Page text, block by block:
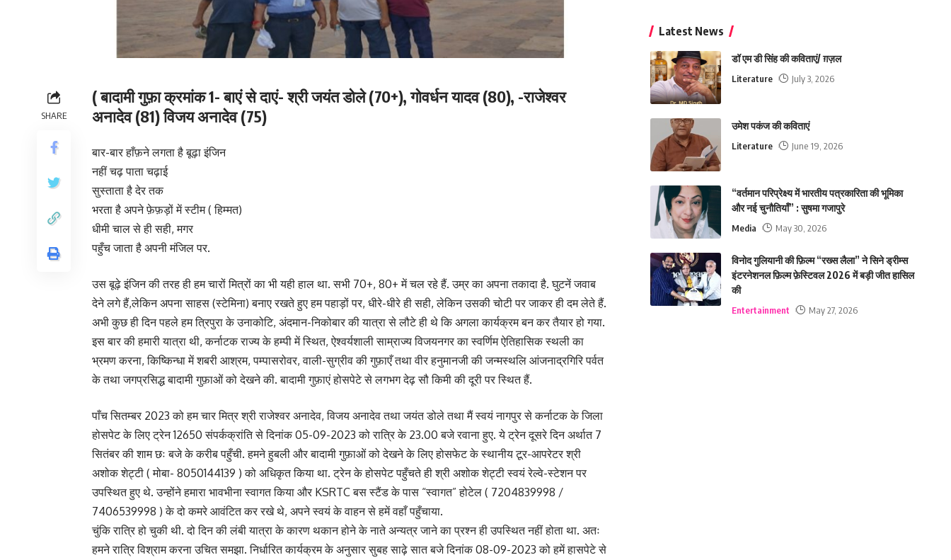
SHARE
( बादामी गुफ़ा क्रमांक 1- बाएं से दाएं- श्री जयंत डोले (70+), गोवर्धन यादव (80), -राजेश्वर
अनादेव (81) विजय अनादेव (75)
बार-बार हाँफ़ने लगता है बूढ़ा इंजिन
नहीं चढ़ पाता चढ़ाई
सुस्ताता है देर तक
भरता है अपने फ़ेफ़ड़ों में स्टीम ( हिम्मत)
धीमी चाल से ही सही, मगर
पहुँच जाता है अपनी मंजिल पर.
उस बूढ़े इंजिन की तरह ही हम चारों मित्रों का भी यही हाल था. सभी 70+, 80+ में चल रहे हैं. उम्र का अपना तकादा है. घुटनें जवाब
देने लगे हैं,लेकिन अपना साहस (स्टेमिना) बनाए रखते हुए हम पहाड़ों पर, धीरे-धीरे ही सही, लेकिन उसकी चोटी पर जाकर ही दम लेते हैं.
अभी कुछ ही दिन पहले हम त्रिपुरा के उनाकोटि, अंदमान-निकोबार की यात्रा से लौटे ही थे कि अगला कार्यक्रम बन कर तैयार हो गया.
इस बार की हमारी यात्रा थी, कर्नाटक राज्य के हम्पी में स्थित, ऐश्वर्यशाली साम्राज्य विजयनगर का स्वर्णिम ऐतिहासिक स्थली का
भ्रमण करना, कि‍ष्किन्धा में शबरी आश्रम, पम्पासरोवर, वाली-सुग्रीव की गुफ़ाएँ तथा वीर हनुमानजी की जन्मस्थलि आंजनाद्रगिरि पर्वत
के तथा जगप्रसिद्ध बादामी गुफ़ाओं को देखने की. बादामी गुफ़ाएं होसपेटे से लगभग देढ़ सौ किमी की दूरी पर स्थित हैं.
पाँच सितम्बर 2023 को हम चार मित्र श्री राजेश्वर अनादेव, विजय अनादेव तथा जयंत डोले तथा मैं स्वयं नागपुर से कर्नाटक के जिला
होसपेट के लिए ट्रेन 12650 संपर्कक्रांति से दिनांक 05-09-2023 को रात्रि के 23.00 बजे रवाना हुए. ये ट्रेन दूसरे दिन अर्थात 7
सितंबर की शाम छः बजे के करीब पहुँची. हमने हुबली और बादामी गुफ़ाओं को देखने के लिए होसफेट के स्थानीय टूर-आपरेटर श्री
अशोक शेट्टी ( मोबा- 8050144139 ) को अधिकृत किया था. ट्रेन के होसपेट पहुँचते ही श्री अशोक शेट्टी स्वयं रेल्वे-स्टेशन पर
उपस्थित हुए थे. उन्होंने हमारा भावभीना स्वागत किया और KSRTC बस स्टैंड के पास “स्वागत” होटेल ( 7204839998 /
7406539998 ) के दो कमरे आवंटित कर रखे थे, अपने स्वयं के वाहन से हमें वहाँ पहुँचाया.
चुंकि रात्रि हो चुकी थी. दो दिन की लंबी यात्रा के कारण थकान होने के नाते अन्यत्र जाने का प्रश्न ही उपस्थित नहीं होता था. अतः
हमने रात्रि विश्राम करना उचित समझा. निर्धारित कार्यक्रम के अनुसार सुबह साढ़े सात बजे दिनांक 08-09-2023 को हमें हासपेटे से
Latest News
डॉ एम डी सिंह की कविताएं/ ग़ज़ल
Literature July 3, 2026
उमेश पकंज की कविताएं
Literature June 19, 2026
“वर्तमान परिप्रेक्ष्य में भारतीय पत्रकारिता की भूमिका
और नई चुनौतियाँ” : सुषमा गजापुरे
Media May 30, 2026
विनोद गुलियानी की फ़िल्म “रख्स लैला” ने सिने ड्रीम्स
इंटरनेशनल फ़िल्म फ़ेस्टिवल 2026 में बड़ी जीत हासिल
की
Entertainment May 27, 2026